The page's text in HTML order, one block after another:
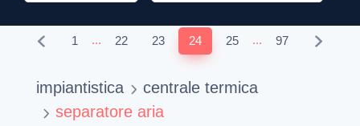
1 ... 22 23 24 25 ... 97
impiantistica
centrale termica
separatore aria